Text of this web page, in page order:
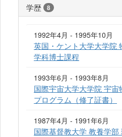
学歴 8
1992年4月 - 1995年10月
英国・ケント大学大学院
学科博士課程
1993年6月 - 1993年8月
国際宇宙大学大学院 宇
プログラム（修了証書）
1987年4月 - 1991年6月
国際基督教大学 教養学